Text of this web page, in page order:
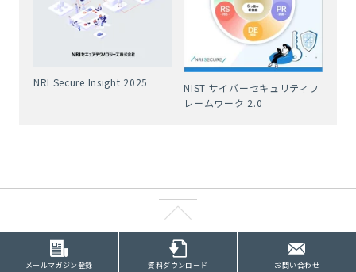
NRI Secure Insight 2025
NIST サイバーセキュリティフ
レームワーク 2.0
メールマガジン登録 資料ダウンロード お問い合わせ